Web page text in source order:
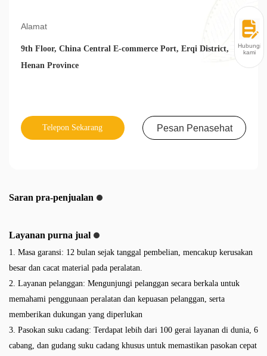
Alamat
9th Floor, China Central E-commerce Port, Erqi District,
Henan Province
Telepon Sekarang Pesan Penasehat
Saran pra-penjualan
Layanan purna jual
1. Masa garansi: 12 bulan sejak tanggal pembelian, mencakup kerusakan
besar dan cacat material pada peralatan.
2. Layanan pelanggan: Mengunjungi pelanggan secara berkala untuk
memahami penggunaan peralatan dan kepuasan pelanggan, serta
memberikan dukungan yang diperlukan
3. Pasokan suku cadang: Terdapat lebih dari 100 gerai layanan di dunia, 6
cabang, dan gudang suku cadang khusus untuk memastikan pasokan cepat
Hubungi
kami